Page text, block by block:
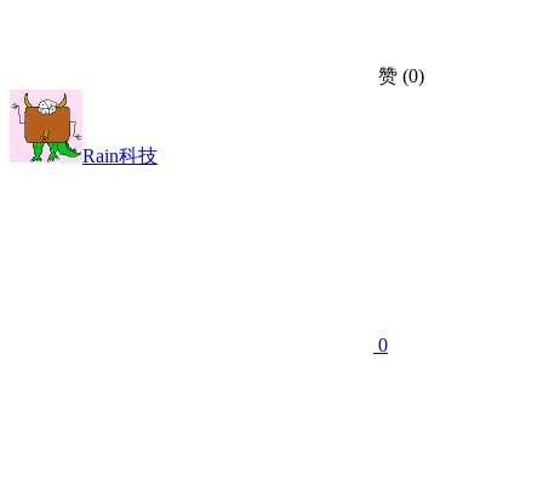
赞 (0)
Rain科技
0